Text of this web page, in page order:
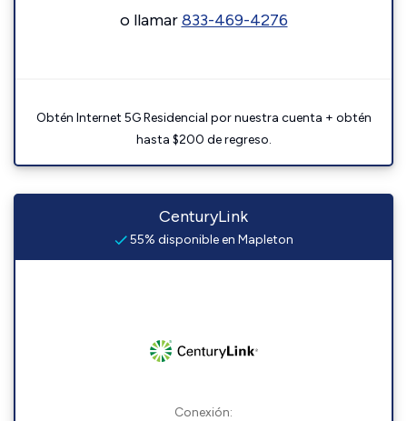
o llamar833-469-4276
Obtén Internet 5G Residencial por nuestra cuenta + obtén
hasta $200 de regreso.
CenturyLink
55% disponible en Mapleton
Conexión: